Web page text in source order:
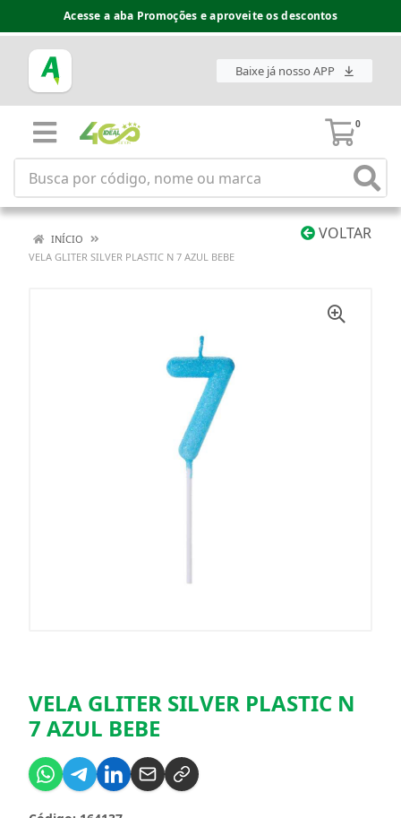
Acesse a aba Promoções e aproveite os descontos
Baixe já nosso APP
0
VOLTAR
INÍCIO
VELA GLITER SILVER PLASTIC N 7 AZUL BEBE
VELA GLITER SILVER PLASTIC N
7 AZUL BEBE